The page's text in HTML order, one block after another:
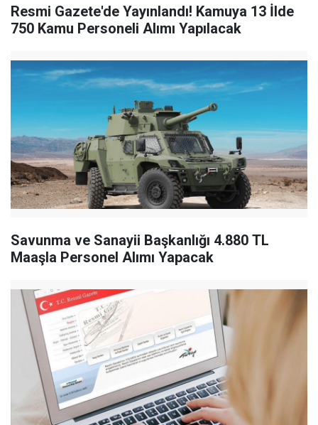
Resmi Gazete'de Yayınlandı! Kamuya 13 İlde
750 Kamu Personeli Alımı Yapılacak
Savunma ve Sanayii Başkanlığı 4.880 TL
Maaşla Personel Alımı Yapacak